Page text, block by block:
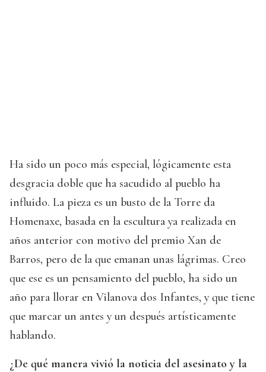
Ha sido un poco más especial, lógicamente esta
desgracia doble que ha sacudido al pueblo ha
influido. La pieza es un busto de la Torre da
Homenaxe, basada en la escultura ya realizada en
años anterior con motivo del premio Xan de
Barros, pero de la que emanan unas lágrimas. Creo
que ese es un pensamiento del pueblo, ha sido un
año para llorar en Vilanova dos Infantes, y que tiene
que marcar un antes y un después artísticamente
hablando.
¿De qué manera vivió la noticia del asesinato y la